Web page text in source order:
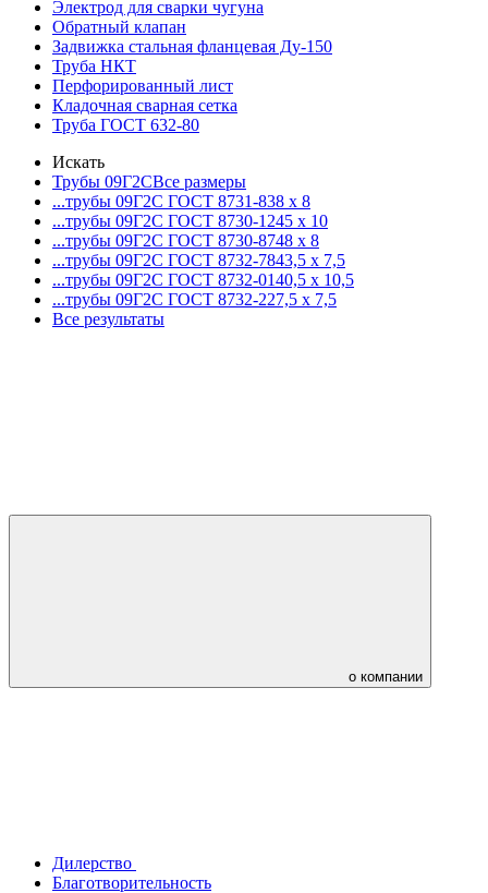
Электрод для сварки чугуна
Обратный клапан
Задвижка стальная фланцевая Ду-150
Труба НКТ
Перфорированный лист
Кладочная сварная сетка
Труба ГОСТ 632-80
Искать
Трубы 09Г2СВсе размеры
...трубы 09Г2С ГОСТ 8731-838 x 8
...трубы 09Г2С ГОСТ 8730-1245 x 10
...трубы 09Г2С ГОСТ 8730-8748 x 8
...трубы 09Г2С ГОСТ 8732-7843,5 x 7,5
...трубы 09Г2С ГОСТ 8732-0140,5 x 10,5
...трубы 09Г2С ГОСТ 8732-227,5 x 7,5
Все результаты
о компании
Дилерство
Благотворительность